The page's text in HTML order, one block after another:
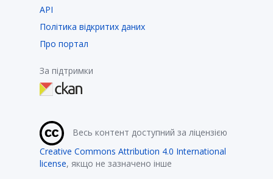
API
Політика відкритих даних
Про портал
За підтримки
Весь контент доступний за ліцензією
Creative Commons Attribution 4.0 International
license, якщо не зазначено інше